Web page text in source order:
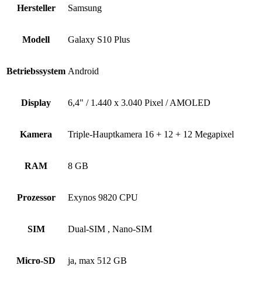
Hersteller Samsung
Modell Galaxy S10 Plus
Betriebssystem Android
Display 6,4" / 1.440 x 3.040 Pixel / AMOLED
Kamera Triple-Hauptkamera 16 + 12 + 12 Megapixel
RAM 8 GB
Prozessor Exynos 9820 CPU
SIM Dual-SIM , Nano-SIM
Micro-SD ja, max 512 GB